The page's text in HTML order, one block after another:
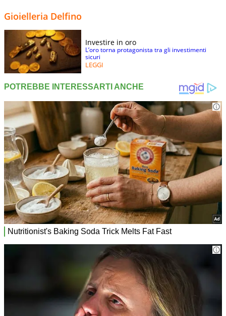
Gioielleria Delfino
Investire in oro
L’oro torna protagonista tra gli investimenti
sicuri
LEGGI